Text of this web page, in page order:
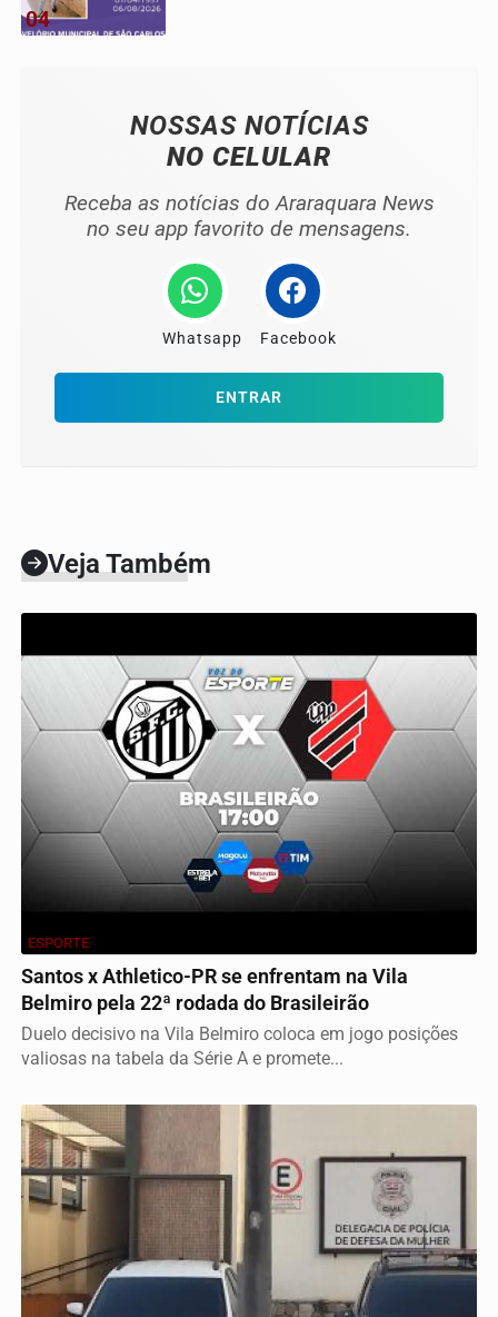
04
NOSSAS NOTÍCIAS
NO CELULAR
Receba as notícias do Araraquara News
no seu app favorito de mensagens.
Whatsapp Facebook
ENTRAR
Veja Também
ESPORTE
Santos x Athletico-PR se enfrentam na Vila
Belmiro pela 22ª rodada do Brasileirão
Duelo decisivo na Vila Belmiro coloca em jogo posições
valiosas na tabela da Série A e promete...